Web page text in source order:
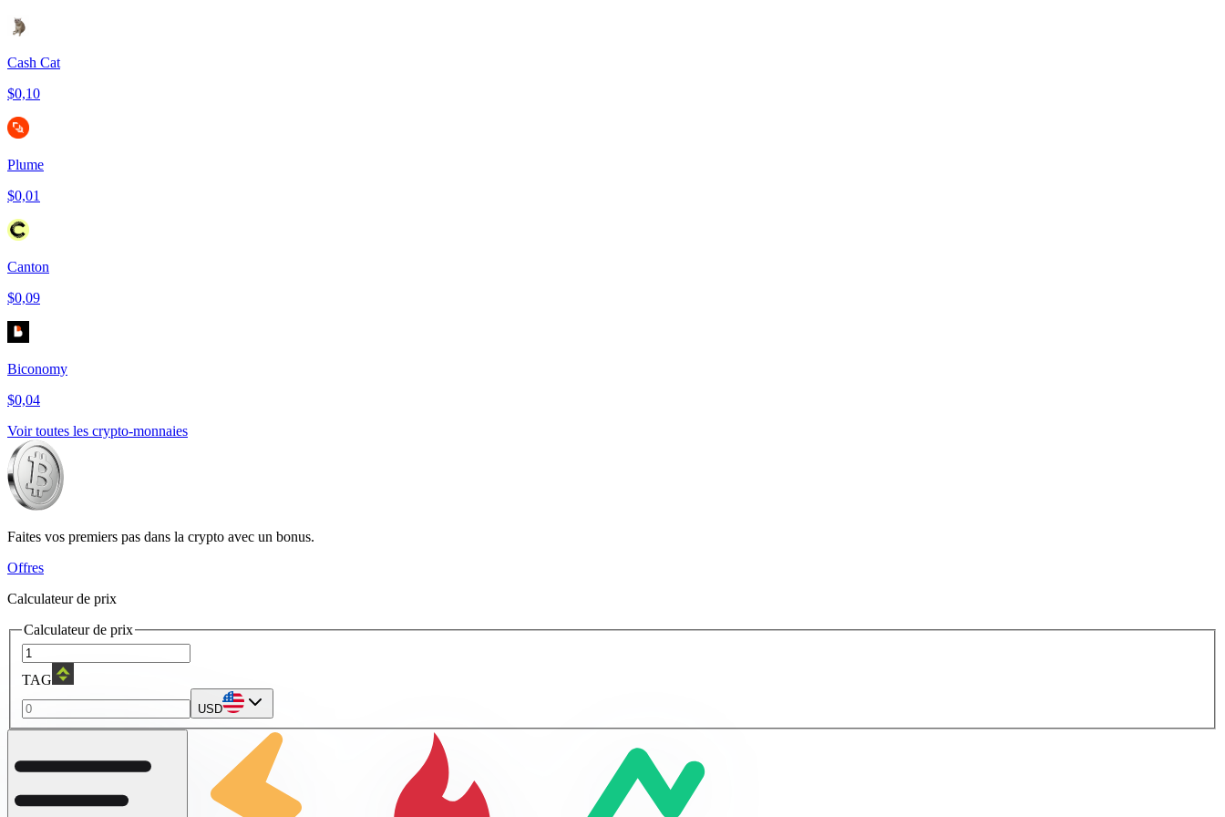
Cash Cat
$0,10
Plume
$0,01
Canton
$0,09
Biconomy
$0,04
Voir toutes les crypto-monnaies
Faites vos premiers pas dans la crypto avec un bonus.
Offres
Calculateur de prix
Calculateur de prix
TAG
USD